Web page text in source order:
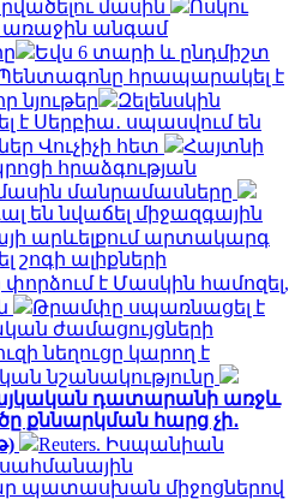
մասին
Ոսկու
առաջին անգամ
Եվս 6 տարի և ընդմիշտ
հրապարակել է
նյութեր
Զելենսկին
Սերբիա․ սպասվում են
Վուչիչի հետ
Հայտնի
հրաձգության
մանրամասները
են նվաճել միջազգային
արևելքում արտակարգ
շոգի ալիքների
փորձում է Մասկին համոզել,
Թրամփը սպառնացել է
ժամացույցների
նեղուցը կարող է
նշանակությունը
դատարանի առջև
քննարկման հարց չի․
Reuters. Իսպանիան
պատասխան միջոցներով